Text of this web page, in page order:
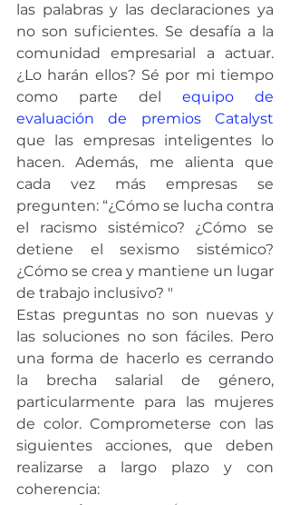
las palabras y las declaraciones ya
no son suficientes. Se desafía a la
comunidad empresarial a actuar.
¿Lo harán ellos? Sé por mi tiempo
como parte del equipo de
evaluación de premios Catalyst
que las empresas inteligentes lo
hacen. Además, me alienta que
cada vez más empresas se
pregunten: “¿Cómo se lucha contra
el racismo sistémico? ¿Cómo se
detiene el sexismo sistémico?
¿Cómo se crea y mantiene un lugar
de trabajo inclusivo? "
Estas preguntas no son nuevas y
las soluciones no son fáciles. Pero
una forma de hacerlo es cerrando
la brecha salarial de género,
particularmente para las mujeres
de color. Comprometerse con las
siguientes acciones, que deben
realizarse a largo plazo y con
coherencia: